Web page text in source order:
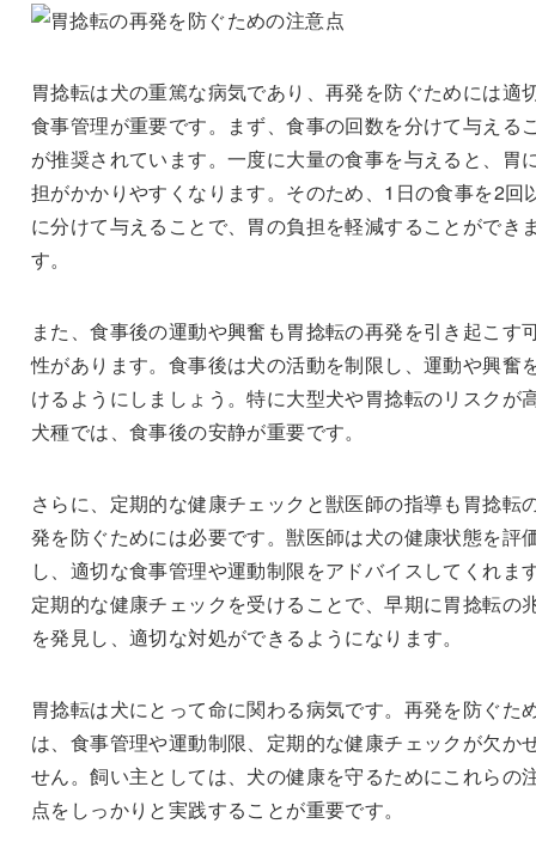
胃捻転は犬の重篤な病気であり、再発を防ぐためには適
食事管理が重要です。まず、食事の回数を分けて与える
が推奨されています。一度に大量の食事を与えると、胃
担がかかりやすくなります。そのため、1日の食事を2回
に分けて与えることで、胃の負担を軽減することができ
す。
また、食事後の運動や興奮も胃捻転の再発を引き起こす
性があります。食事後は犬の活動を制限し、運動や興奮
けるようにしましょう。特に大型犬や胃捻転のリスクが
犬種では、食事後の安静が重要です。
さらに、定期的な健康チェックと獣医師の指導も胃捻転
発を防ぐためには必要です。獣医師は犬の健康状態を評
し、適切な食事管理や運動制限をアドバイスしてくれま
定期的な健康チェックを受けることで、早期に胃捻転の
を発見し、適切な対処ができるようになります。
胃捻転は犬にとって命に関わる病気です。再発を防ぐた
は、食事管理や運動制限、定期的な健康チェックが欠か
せん。飼い主としては、犬の健康を守るためにこれらの
点をしっかりと実践することが重要です。